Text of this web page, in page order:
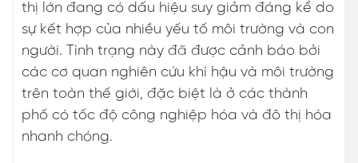
thị lớn đang có dấu hiệu suy giảm đáng kể do
sự kết hợp của nhiều yếu tố môi trường và con
người. Tình trạng này đã được cảnh báo bởi
các cơ quan nghiên cứu khí hậu và môi trường
trên toàn thế giới, đặc biệt là ở các thành
phố có tốc độ công nghiệp hóa và đô thị hóa
nhanh chóng.